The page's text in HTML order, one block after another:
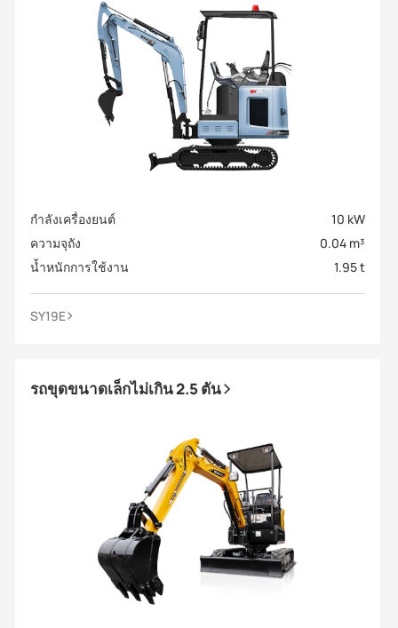
กำลังเครื่องยนต์
10 kW
ความจุถัง
0.04 m³
น้ำหนักการใช้งาน
1.95 t
SY19E
รถขุดขนาดเล็กไม่เกิน 2.5 ตัน